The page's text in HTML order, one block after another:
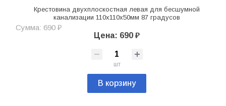
Крестовина двухплоскостная левая для бесшумной
канализации 110х110х50мм 87 градусов
Сумма: 690 ₽
Цена: 690 ₽
шт
В корзину